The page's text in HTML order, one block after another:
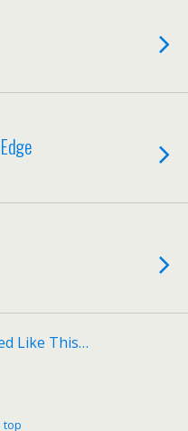
Like This…
top